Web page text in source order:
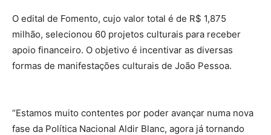
O edital de Fomento, cujo valor total é de R$ 1,875
milhão, selecionou 60 projetos culturais para receber
apoio financeiro. O objetivo é incentivar as diversas
formas de manifestações culturais de João Pessoa.
“Estamos muito contentes por poder avançar numa nova
fase da Política Nacional Aldir Blanc, agora já tornando